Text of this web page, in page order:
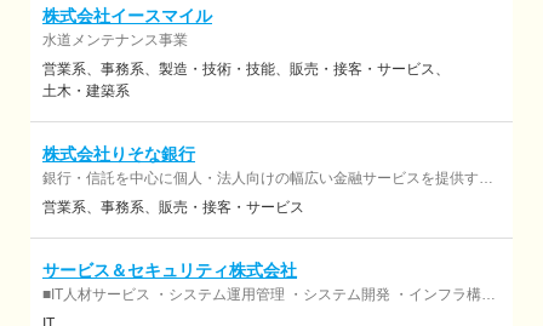
株式会社イースマイル
水道メンテナンス事業
営業系
事務系 製造・技術・技能
販売・接客・サービス
土木・建築系
株式会社りそな銀行
銀行・信託を中心に個人・法人向けの幅広い金融サービスを提供する
金融機関
営業系 事務系 販売・接客・サービス
サービス＆セキュリティ株式会社
■IT人材サービス ・システム運用管理 ・システム開発 ・インフラ構築
■総合セキュリティサービス ・セキュリティ監視サービス ・セキュリ